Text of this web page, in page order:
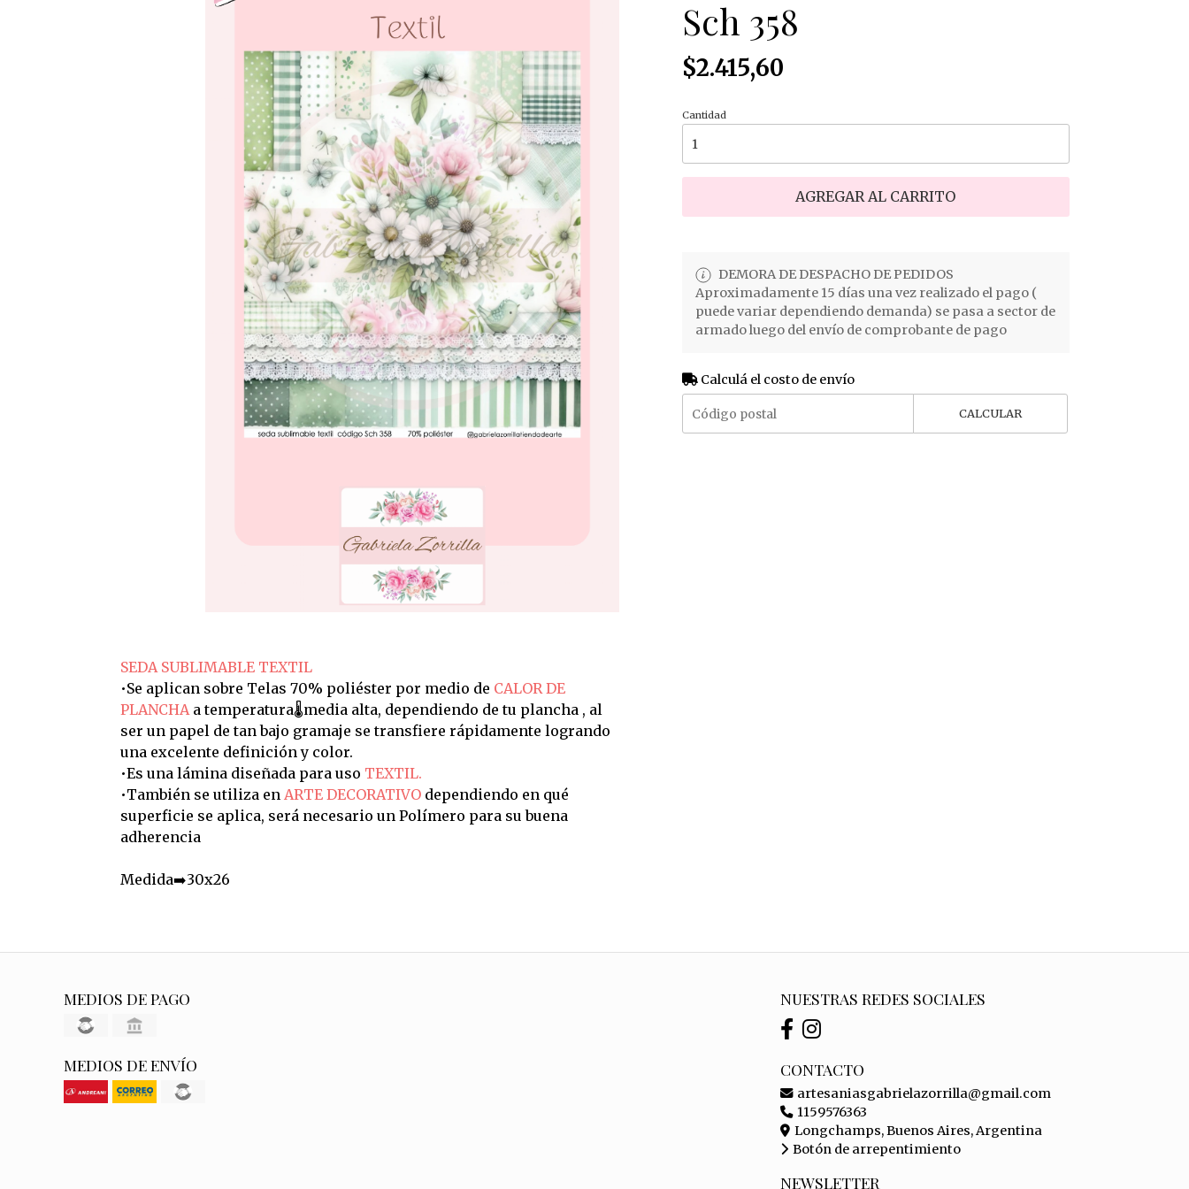
SEDA SUBLIMABLE TEXTIL
•Se aplican sobre Telas 70% poliéster por medio de CALOR DE
PLANCHA a temperatura🌡️media alta, dependiendo de tu plancha , al
ser un papel de tan bajo gramaje se transfiere rápidamente logrando
una excelente definición y color.
•Es una lámina diseñada para uso TEXTIL.
•También se utiliza en ARTE DECORATIVO dependiendo en qué
superficie se aplica, será necesario un Polímero para su buena
adherencia
Medida➡️30x26
Sch 358
$2.415,60
Cantidad
AGREGAR AL CARRITO
DEMORA DE DESPACHO DE PEDIDOS
Aproximadamente 15 días una vez realizado el pago (
puede variar dependiendo demanda) se pasa a sector de
armado luego del envío de comprobante de pago
Calculá el costo de envío
CALCULAR
MEDIOS DE PAGO
MEDIOS DE ENVÍO
NUESTRAS REDES SOCIALES
CONTACTO
artesaniasgabrielazorrilla@gmail.com
1159576363
Longchamps, Buenos Aires, Argentina
Botón de arrepentimiento
NEWSLETTER